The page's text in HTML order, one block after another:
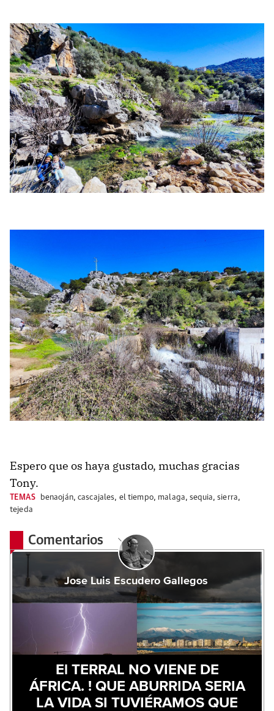
Espero que os haya gustado, muchas gracias
Tony.
TEMAS benaoján,cascajales, el tiempo, malaga,sequia,sierra,
tejeda
Comentarios
Jose Luis Escudero Gallegos
El TERRAL NO VIENE DE
ÁFRICA. ! QUE ABURRIDA SERIA
LA VIDA SI TUVIÉRAMOS QUE